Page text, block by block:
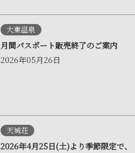
大東温泉
月間パスポート販売終了のご案内
2026年05月26日
天城荘
2026年4月25日(土)より季節限定で、